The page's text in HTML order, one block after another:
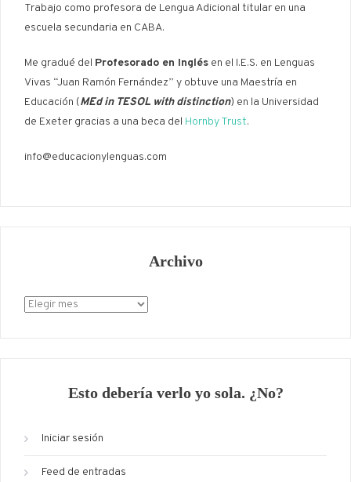
Trabajo como profesora de Lengua Adicional titular en una
escuela secundaria en CABA.
Me gradué del Profesorado en Inglés en el I.E.S. en Lenguas
Vivas “Juan Ramón Fernández” y obtuve una Maestría en
Educación (MEd in TESOL with distinction) en la Universidad
de Exeter gracias a una beca del Hornby Trust.
info@educacionylenguas.com
Archivo
Archivo
Esto debería verlo yo sola. ¿No?
Iniciar sesión
Feed de entradas